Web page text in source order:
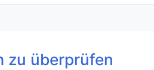
zu überprüfen